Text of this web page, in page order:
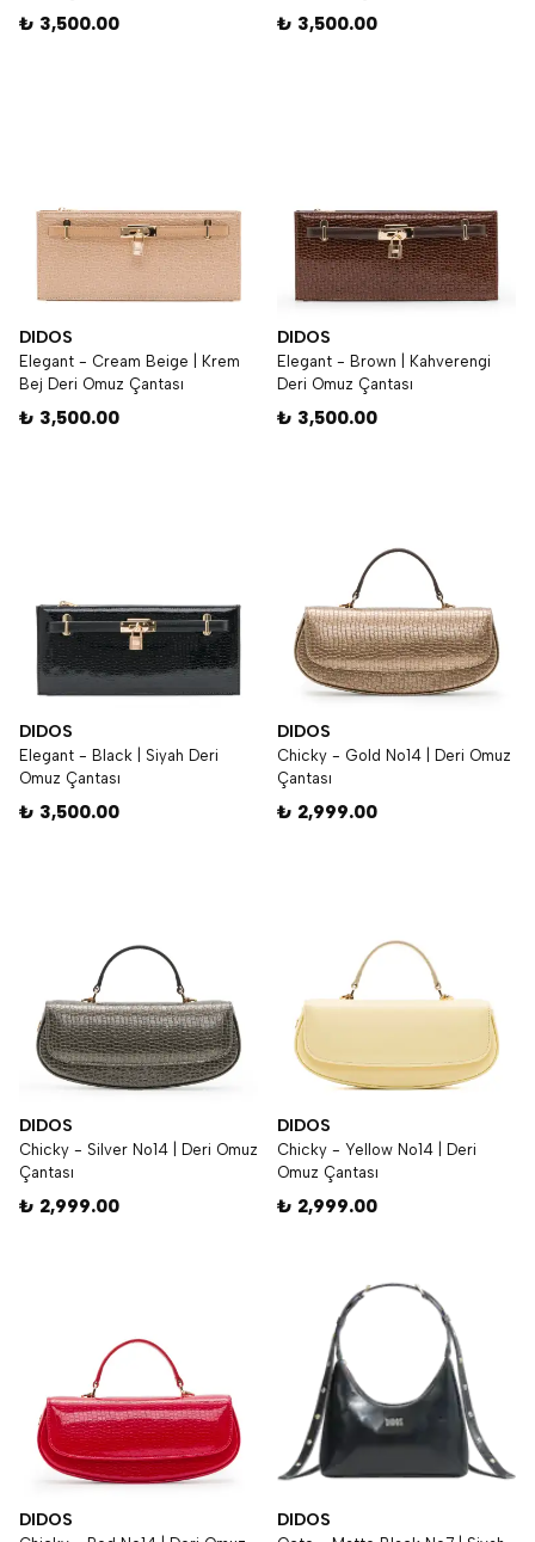
₺ 3,500.00 ₺ 3,500.00
DIDOS
Elegant - Cream Beige | Krem
Bej Deri Omuz Çantası
₺ 3,500.00
DIDOS
Elegant - Brown | Kahverengi
Deri Omuz Çantası
₺ 3,500.00
DIDOS
Elegant - Black | Siyah Deri
Omuz Çantası
₺ 3,500.00
DIDOS
Chicky - Gold No14 | Deri Omuz
Çantası
₺ 2,999.00
DIDOS
Chicky - Silver No14 | Deri Omuz
Çantası
₺ 2,999.00
DIDOS
Chicky - Yellow No14 | Deri
Omuz Çantası
₺ 2,999.00
DIDOS DIDOS